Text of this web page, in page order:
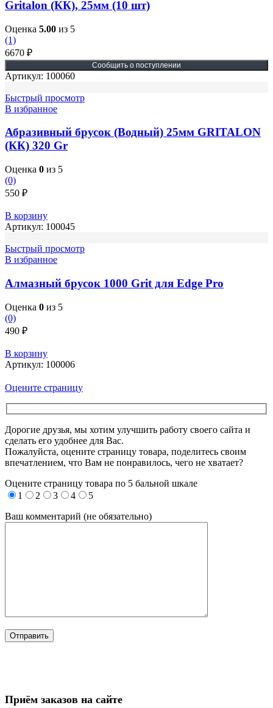
Gritalon (КК), 25мм (10 шт)
Оценка 5.00 из 5
(1)
6670 ₽
Артикул: 100060
Быстрый просмотр
В избранное
Абразивный брусок (Водный) 25мм GRITALON
(КК) 320 Gr
Оценка 0 из 5
(0)
550 ₽
В корзину
Артикул: 100045
Быстрый просмотр
В избранное
Алмазный брусок 1000 Grit для Edge Pro
Оценка 0 из 5
(0)
490 ₽
В корзину
Артикул: 100006
Оцените страницу
Дорогие друзья, мы хотим улучшить работу своего сайта и
сделать его удобнее для Вас.
Пожалуйста, оцените страницу товара, поделитесь своим
впечатлением, что Вам не понравилось, чего не хватает?
Оцените страницу товара по 5 бальной шкале
1
2 3 4
5
Ваш комментарий (не обязательно)
Приём заказов на сайте